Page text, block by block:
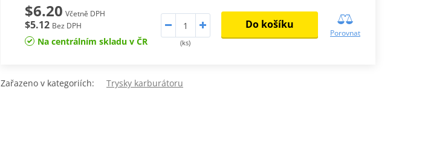
$6.20 Včetně DPH
$5.12 Bez DPH
Na centrálním skladu v ČR (ks)
Do košíku
Porovnat
Zařazeno v kategoriích: Trysky karburátoru